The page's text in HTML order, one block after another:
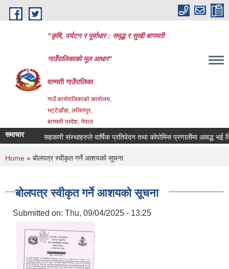
Skip to main content
"कृषि, पर्यटन र पूर्वाधार : समृद्ध र सुखी बागमती
गाउँपालिकाको मूल आधार"
वाग्मती गाउँपालिका
गाउँ कार्यपालिकाको कार्यालय,
भट्टेडाँडा, ललितपुर,
बागमती प्रदेश, नेपाल
समाचार सहकारी संस्थाहरुले वार्षिक प्रतिवेदन तथा कोपोमिस प्रणालीमा आवद्ध भई
You are here
Home » बोलपत्र स्वीकृत गर्ने आशयको सूचना
बोलपत्र स्वीकृत गर्ने आशयको सूचना
Submitted on: Thu, 09/04/2025 - 13:25